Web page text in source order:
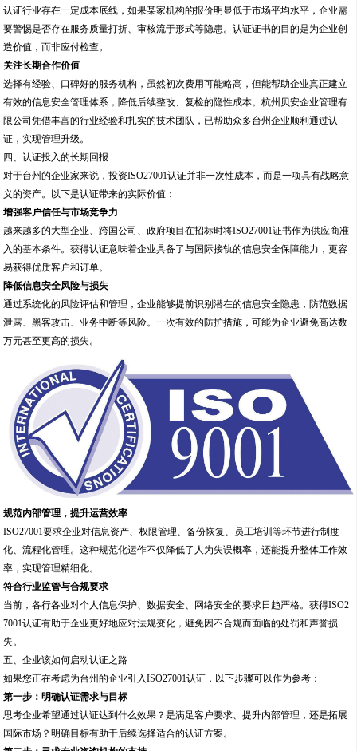
认证行业存在一定成本底线，如果某家机构的报价明显低于市场平均水平，企业需
要警惕是否存在服务质量打折、审核流于形式等隐患。认证证书的目的是为企业创
造价值，而非应付检查。
关注长期合作价值
选择有经验、口碑好的服务机构，虽然初次费用可能略高，但能帮助企业真正建立
有效的信息安全管理体系，降低后续整改、复检的隐性成本。杭州贝安企业管理有
限公司凭借丰富的行业经验和扎实的技术团队，已帮助众多台州企业顺利通过认
证，实现管理升级。
四、认证投入的长期回报
对于台州的企业家来说，投资ISO27001认证并非一次性成本，而是一项具有战略意
义的资产。以下是认证带来的实际价值：
增强客户信任与市场竞争力
越来越多的大型企业、跨国公司、政府项目在招标时将ISO27001证书作为供应商准
入的基本条件。获得认证意味着企业具备了与国际接轨的信息安全保障能力，更容
易获得优质客户和订单。
降低信息安全风险与损失
通过系统化的风险评估和管理，企业能够提前识别潜在的信息安全隐患，防范数据
泄露、黑客攻击、业务中断等风险。一次有效的防护措施，可能为企业避免高达数
万元甚至更高的损失。
规范内部管理，提升运营效率
ISO27001要求企业对信息资产、权限管理、备份恢复、员工培训等环节进行制度
化、流程化管理。这种规范化运作不仅降低了人为失误概率，还能提升整体工作效
率，实现管理精细化。
符合行业监管与合规要求
当前，各行各业对个人信息保护、数据安全、网络安全的要求日趋严格。获得ISO2
7001认证有助于企业更好地应对法规变化，避免因不合规而面临的处罚和声誉损
失。
五、企业该如何启动认证之路
如果您正在考虑为台州的企业引入ISO27001认证，以下步骤可以作为参考：
第一步：明确认证需求与目标
思考企业希望通过认证达到什么效果？是满足客户要求、提升内部管理，还是拓展
国际市场？明确目标有助于后续选择适合的认证方案。